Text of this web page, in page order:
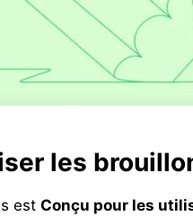
les
est Conçu pour les